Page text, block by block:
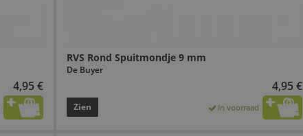
4,95 €
RVS Rond Spuitmondje 9 mm
De Buyer
4,95 €
Zien In voorraad